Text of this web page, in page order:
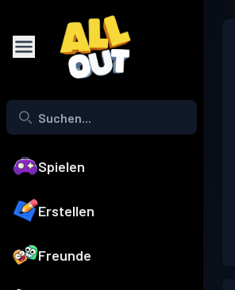
Spielen
Erstellen
Freunde